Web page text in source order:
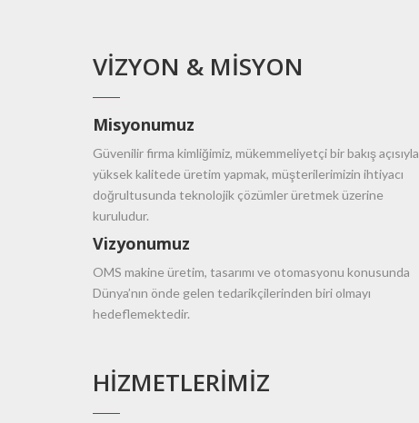
VIZYON & MISYON
Misyonumuz
Güvenilir firma kimliğimiz, mükemmeliyetçi bir bakış açısıyla
yüksek kalitede üretim yapmak, müşterilerimizin ihtiyacı
doğrultusunda teknolojik çözümler üretmek üzerine
kuruludur.
Vizyonumuz
OMS makine üretim, tasarımı ve otomasyonu konusunda
Dünya’nın önde gelen tedarikçilerinden biri olmayı
hedeflemektedir.
HIZMETLERIMIZ